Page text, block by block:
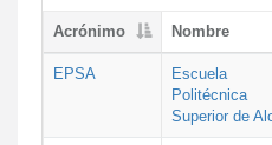
Acrónimo Nombre
EPSA
Escuela
Politécnica
Superior de